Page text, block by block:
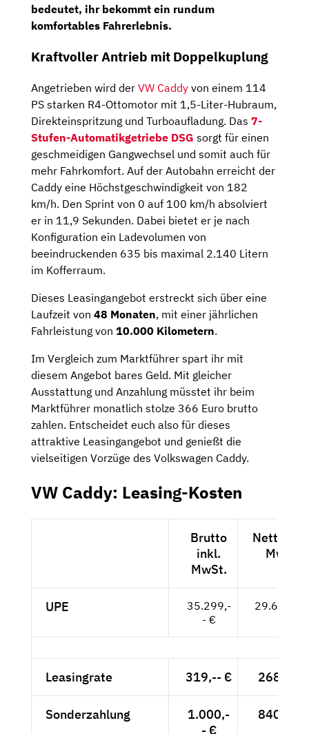
bedeutet, ihr bekommt ein rundum
komfortables Fahrerlebnis.
Kraftvoller Antrieb mit Doppelkuplung
Angetrieben wird der VW Caddy von einem 114
PS starken R4-Ottomotor mit 1,5-Liter-Hubraum,
Direkteinspritzung und Turboaufladung. Das 7-
Stufen-Automatikgetriebe DSG sorgt für einen
geschmeidigen Gangwechsel und somit auch für
mehr Fahrkomfort. Auf der Autobahn erreicht der
Caddy eine Höchstgeschwindigkeit von 182
km/h. Den Sprint von 0 auf 100 km/h absolviert
er in 11,9 Sekunden. Dabei bietet er je nach
Konfiguration ein Ladevolumen von
beeindruckenden 635 bis maximal 2.140 Litern
im Kofferraum.
Dieses Leasingangebot erstreckt sich über eine
Laufzeit von 48 Monaten, mit einer jährlichen
Fahrleistung von 10.000 Kilometern.
Im Vergleich zum Marktführer spart ihr mit
diesem Angebot bares Geld. Mit gleicher
Ausstattung und Anzahlung müsstet ihr beim
Marktführer monatlich stolze 366 Euro brutto
zahlen. Entscheidet euch also für dieses
attraktive Leasingangebot und genießt die
vielseitigen Vorzüge des Volkswagen Caddy.
VW Caddy: Leasing-Kosten
Brutto
inkl.
MwSt.
Netto
MwSt.
UPE
35.299,-
- €
29.663,--
Leasingrate 319,-- € 268,07 €
Sonderzahlung
1.000,-
- €
840,34 €